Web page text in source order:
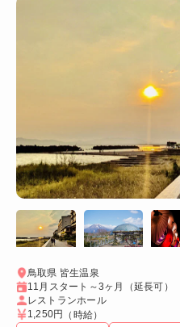
鳥取県 皆生温泉
11月スタート～3ヶ月（延長可）
レストランホール
1,250円
（時給）